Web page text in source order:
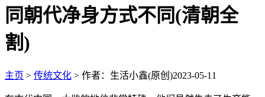
同朝代净身方式不同(清朝全
割)
主页 > 传统文化 > 作者：生活小鑫(原创)2023-05-11